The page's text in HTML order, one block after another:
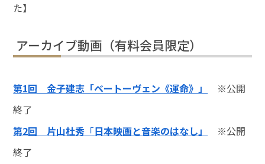
た】
アーカイブ動画（有料会員限定）
第1回 金子建志「ベートーヴェン《運命》」
※公開
終了
第2回 片山杜秀 「日本映画と音楽のはなし」
※公開
終了